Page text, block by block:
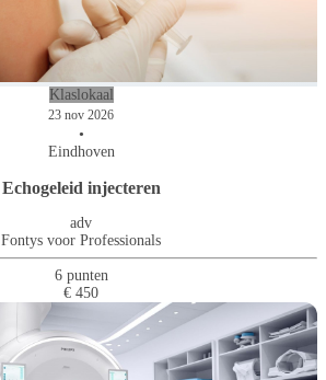
Klaslokaal
23 nov 2026
•
Eindhoven
Echogeleid injecteren
adv
Fontys voor Professionals
6 punten
€ 450